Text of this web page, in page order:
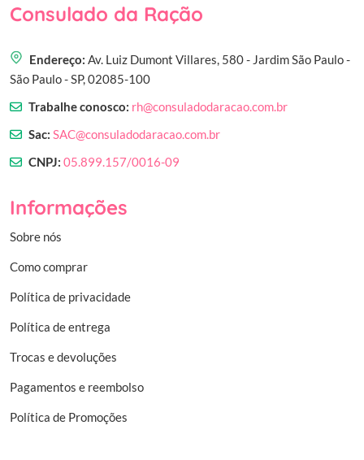
Consulado da Ração
Endereço: Av. Luiz Dumont Villares, 580 - Jardim São Paulo -
São Paulo - SP, 02085-100
Trabalhe conosco: rh@consuladodaracao.com.br
Sac: SAC@consuladodaracao.com.br
CNPJ: 05.899.157/0016-09
Informações
Sobre nós
Como comprar
Política de privacidade
Política de entrega
Trocas e devoluções
Pagamentos e reembolso
Política de Promoções